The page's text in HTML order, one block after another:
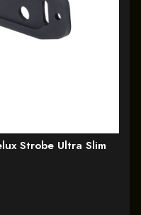
Strobe Ultra Slim